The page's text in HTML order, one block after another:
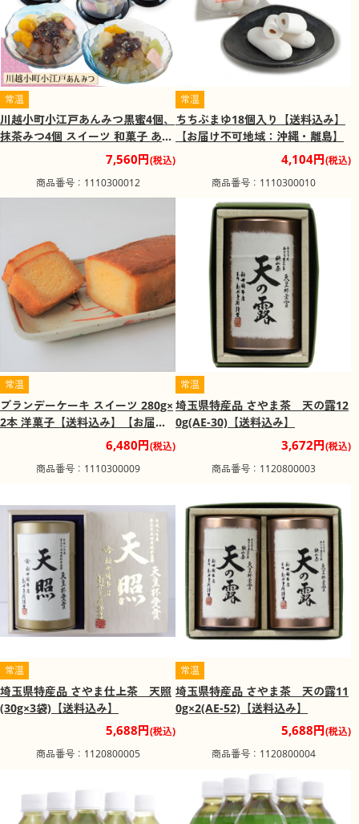
オンズの本拠地。ドーム化前の呼称は西武ライオンズ球
場。西武球場という通称表記も多く使用されていた。最寄
り駅の駅名が変更されていないこともあり、今でも「西武
球場」と呼ぶ人も多い。
埼玉県立近代美術館
埼玉県立近代美術館は、埼玉県さいたま市浦和区にある県
立の美術館です。北浦和公園の中にあり、館舎は、建築家
黒川紀章の設計です。館内では数多くの名作椅子に座るこ
1993年8月1日開館、主に第二次世界大戦を中心とした埼玉
県内の昭和の戦争資料展示を行っています。県民に戦争の
悲惨さ及び平和の尊さを伝えることにより、県民の平和に
対する意識の高揚を図り、平和な社会の発展に寄与するこ
とを目的としています。館内には41mの展望塔があり、岩
殿丘陵の東端に位置する物見山に隣接するその敷地の標高
の高さは約130mもあり、関東平野が一望できます。
常温
川越小町小江戸あんみつ黒蜜4個、
抹茶みつ4個 スイーツ 和菓子 あん
みつ【送料込み】【二重包装不
可】【お届け不可地域：沖縄・離
7,560円(税込)
商品番号：1110300012
常温
ちちぶまゆ18個入り【送料込み】
【お届け不可地域：沖縄・離島】
4,104円(税込)
商品番号：1110300010
常温
ブランデーケーキ スイーツ 280g×
2本 洋菓子【送料込み】【お届け
不可地域：沖縄、離島】【二重包
6,480円(税込)
商品番号：1110300009
常温
埼玉県特産品 さやま茶 天の露12
0g(AE-30)【送料込み】
3,672円(税込)
商品番号：1120800003
常温
埼玉県特産品 さやま仕上茶 天照
(30g×3袋)【送料込み】
5,688円(税込)
商品番号：1120800005
常温
埼玉県特産品 さやま茶 天の露11
0g×2(AE-52)【送料込み】
5,688円(税込)
商品番号：1120800004